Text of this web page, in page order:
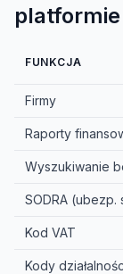
platformie
FUNKCJA
Firmy
Raporty
Wyszukiwanie
SODRA (ubezp.
Kod VAT
Kody